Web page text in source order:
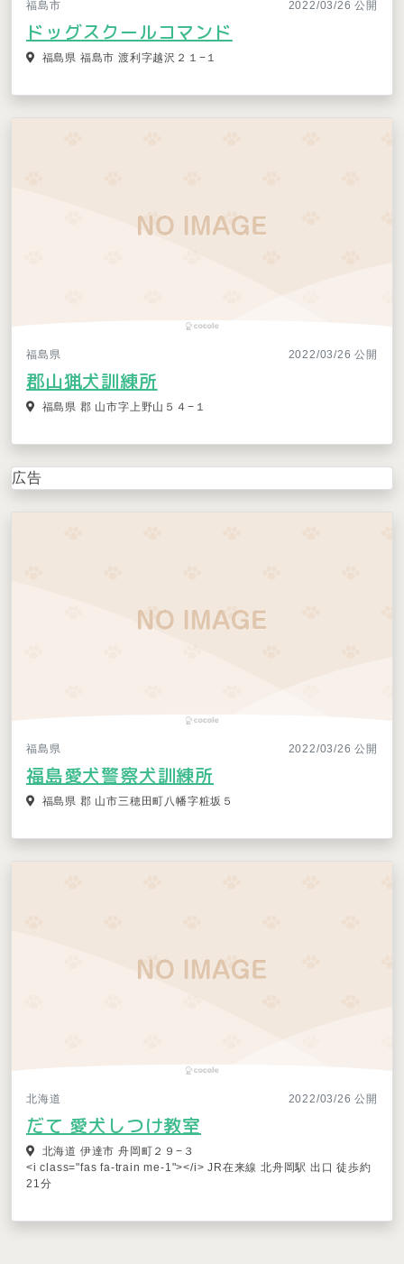
福島市 2022/03/26 公開
ドッグスクールコマンド
福島県 福島市 渡利字越沢２１−１
福島県 2022/03/26 公開
郡山猟犬訓練所
福島県 郡 山市字上野山５４−１
広告
福島県 2022/03/26 公開
福島愛犬警察犬訓練所
福島県 郡 山市三穂田町八幡字粧坂５
北海道 2022/03/26 公開
だて 愛犬しつけ教室
北海道 伊達市 舟岡町２９−３
<i class="fas fa-train me-1"></i> JR在来線 北舟岡駅 出口 徒歩約
21分